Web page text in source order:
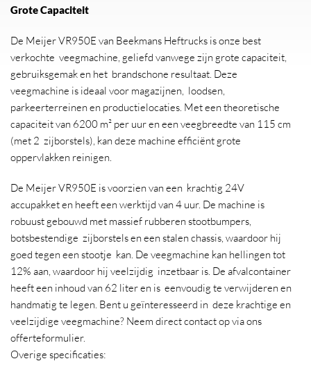
Grote Capaciteit
De Meijer VR950E van Beekmans Heftrucks is onze best
verkochte veegmachine, geliefd vanwege zijn grote capaciteit,
gebruiksgemak en het brandschone resultaat. Deze
veegmachine is ideaal voor magazijnen, loodsen,
parkeerterreinen en productielocaties. Met een theoretische
capaciteit van 6200 m² per uur en een veegbreedte van 115 cm
(met 2 zijborstels), kan deze machine efficiënt grote
oppervlakken reinigen.
De Meijer VR950E is voorzien van een krachtig 24V
accupakket en heeft een werktijd van 4 uur. De machine is
robuust gebouwd met massief rubberen stootbumpers,
botsbestendige zijborstels en een stalen chassis, waardoor hij
goed tegen een stootje kan. De veegmachine kan hellingen tot
12% aan, waardoor hij veelzijdig inzetbaar is. De afvalcontainer
heeft een inhoud van 62 liter en is eenvoudig te verwijderen en
handmatig te legen. Bent u geïnteresseerd in deze krachtige en
veelzijdige veegmachine? Neem direct contact op via ons
offerteformulier.
Overige specificaties: